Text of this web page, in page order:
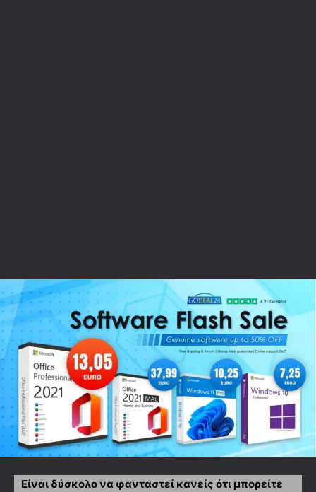
Είναι δύσκολο να φανταστεί κανείς ότι μπορείτε